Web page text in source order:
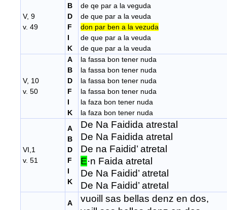
V, 9
v. 49
B
D
F
I
K
de qe par a la veguda
de que par a la veuda
don par ben a la vezuda
de que par a la veuda
de que par a la veuda
V, 10
v. 50
A
B
D
F
I
K
la fassa bon tener nuda
la fassa bon tener nuda
la fassa bon tener nuda
la fassa bon tener nuda
la faza bon tener nuda
la faza bon tener nuda
VI,1
v. 51
A
B
D
F
I
K
De Na Faidida atrestal
De Na Faidida atretal
De na Faidid’ atretal
E·n Faida atretal
De Na Faidid’ atretal
De Na Faidid’ atretal
A
vuoill sas bellas denz en dos,